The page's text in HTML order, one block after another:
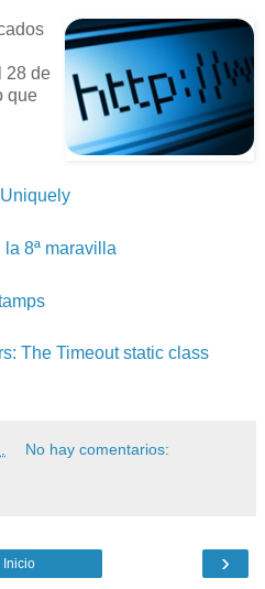
28 de
que
8ª maravilla
The Timeout static class
No hay comentarios:
›
Inicio